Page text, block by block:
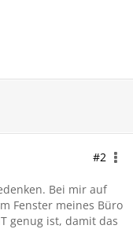
#2
Bei mir auf
Fenster meines Büro
genug ist, damit das